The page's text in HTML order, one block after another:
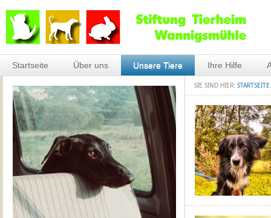
Startseite Über uns Unsere Tiere Ihre Hilfe
SIE SIND HIER: STARTSEITE